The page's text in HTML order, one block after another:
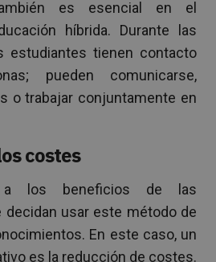
es esencial en el
híbrida. Durante las
estudiantes tienen contacto
pueden comunicarse,
o trabajar conjuntamente en
costes
a los beneficios de las
decidan usar este método de
En este caso, un
es la reducción de costes.